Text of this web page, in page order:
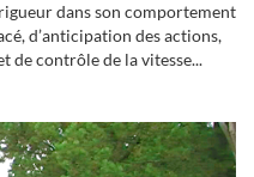
dans son comportement
d’anticipation des actions,
de contrôle de la vitesse...